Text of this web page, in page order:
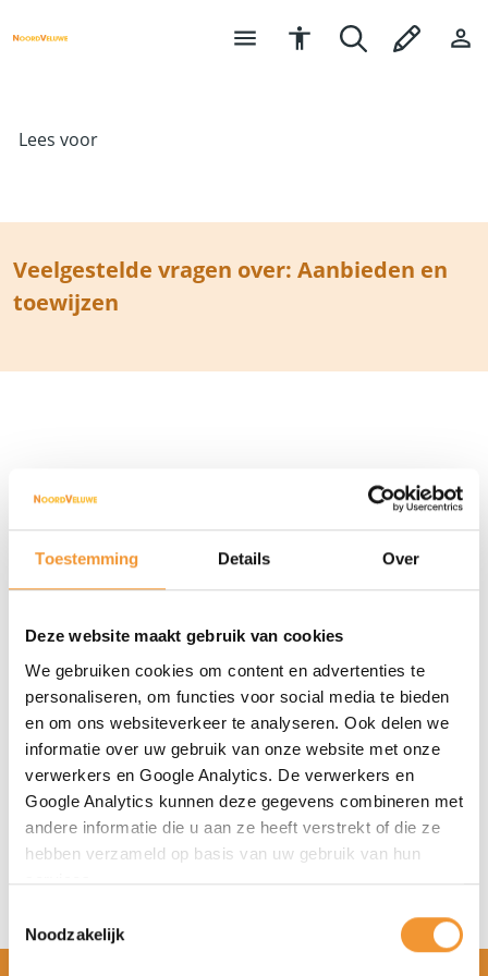
Toestemming Details Over
Deze website maakt gebruik van cookies
We gebruiken cookies om content en advertenties te
personaliseren, om functies voor social media te bieden
en om ons websiteverkeer te analyseren. Ook delen we
informatie over uw gebruik van onze website met onze
verwerkers en Google Analytics. De verwerkers en
Google Analytics kunnen deze gegevens combineren met
andere informatie die u aan ze heeft verstrekt of die ze
hebben verzameld op basis van uw gebruik van hun
services.
Noodzakelijk
Lees voor
Veelgestelde vragen over: Aanbieden en
toewijzen